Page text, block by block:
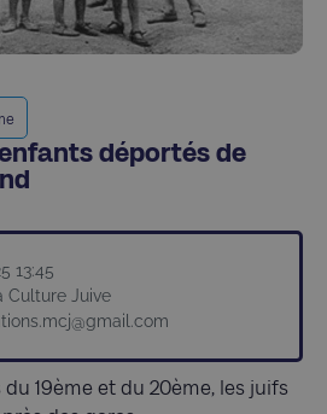
déportés de
13:45
Culture Juive
du 19ème et du 20ème, les juifs